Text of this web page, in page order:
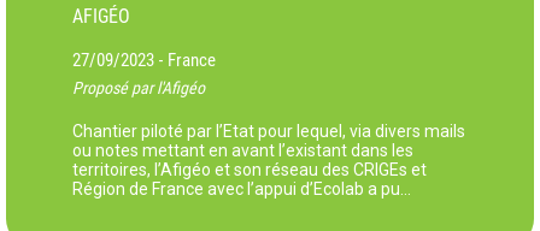
AFIGÉO
27/09/2023 - France
Proposé par l'Afigéo
Chantier piloté par l’Etat pour lequel, via divers mails
ou notes mettant en avant l’existant dans les
territoires, l’Afigéo et son réseau des CRIGEs et
Région de France avec l’appui d’Ecolab a pu…